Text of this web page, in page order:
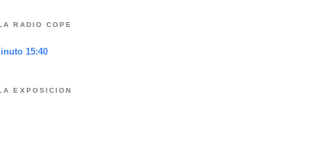
RADIO COPE
15:40
EXPOSICION